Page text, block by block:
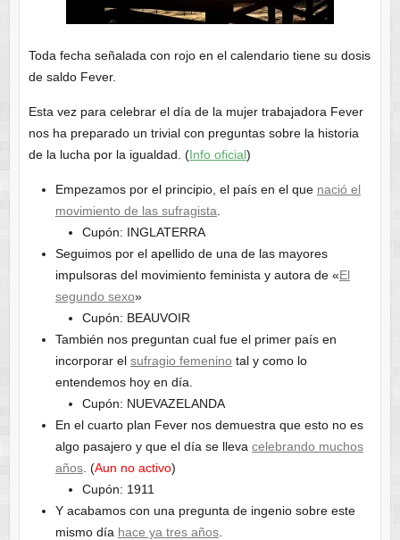
Toda fecha señalada con rojo en el calendario tiene su dosis
de saldo Fever.
Esta vez para celebrar el día de la mujer trabajadora Fever
nos ha preparado un trivial con preguntas sobre la historia
de la lucha por la igualdad. (Info oficial)
Empezamos por el principio, el país en el que nació el
movimiento de las sufragista
Cupón: INGLATERRA
Seguimos por el apellido de una de las mayores
impulsoras del movimiento feminista y autora de «El
segundo sexo»
Cupón: BEAUVOIR
También nos preguntan cual fue el primer país en
incorporar el sufragio femenino tal y como lo
entendemos hoy en día.
Cupón: NUEVAZELANDA
En el cuarto plan Fever nos demuestra que esto no es
algo pasajero y que el día se lleva celebrando muchos
años. (Aun no activo)
Cupón: 1911
Y acabamos con una pregunta de ingenio sobre este
mismo día hace ya tres años.